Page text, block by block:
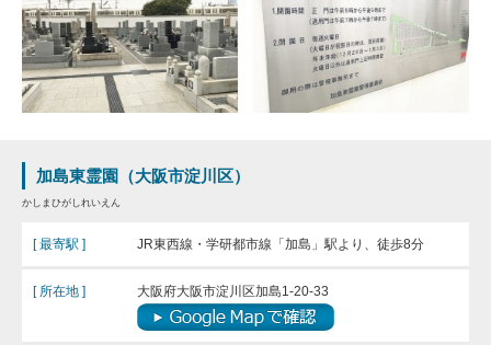
加島東霊園（大阪市淀川区）
かしまひがしれいえん
[ 最寄駅 ] JR東西線・学研都市線「加島」駅より、徒歩8分
[ 所在地 ] 大阪府大阪市淀川区加島1-20-33